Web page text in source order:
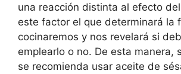
una reacción distinta al efecto
este factor el que determinará la
cocinaremos y nos revelará si
emplearlo o no. De esta manera,
se recomienda usar aceite de